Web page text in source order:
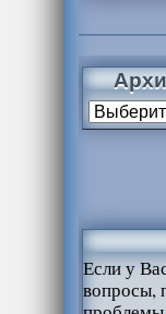
Если у
вопросы,